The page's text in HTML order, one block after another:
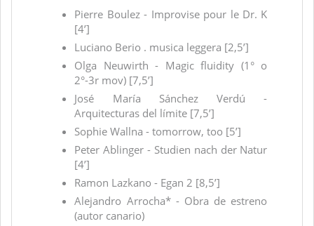
Pierre Boulez - Improvise pour le Dr. K
[4’]
Luciano Berio . musica leggera [2,5’]
Olga Neuwirth - Magic fluidity (1° o
2°-3r mov) [7,5’]
José María Sánchez Verdú -
Arquitecturas del límite [7,5’]
Sophie Wallna - tomorrow, too [5’]
Peter Ablinger - Studien nach der Natur
[4’]
Ramon Lazkano - Egan 2 [8,5’]
Alejandro Arrocha* - Obra de estreno
(autor canario)